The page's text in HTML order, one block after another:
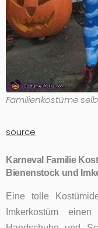
Familienkostüme
source
Karneval Familie
Bienenstock und
Eine tolle
Imkerkostüm